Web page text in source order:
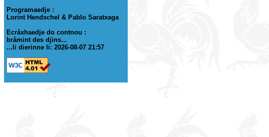
Programaedje :
Lorint Hendschel & Pablo Saratxaga
Ecråxhaedje do contnou :
bråmint des djins...
...li dierinne li: 2026-08-07 21:57